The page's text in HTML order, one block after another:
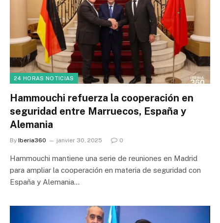
24 HORAS NOTICIAS
Hammouchi refuerza la cooperación en
seguridad entre Marruecos, España y
Alemania
By Iberia360 janvier 30, 2025 0
Hammouchi mantiene una serie de reuniones en Madrid
para ampliar la cooperación en materia de seguridad con
España y Alemania…